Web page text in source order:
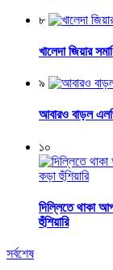
৮
খালেদা জিয়ার
৯
আবারও বাড়ল
১০
দিল্লিতে থাকা
হুঁশিয়ারি
সর্বশেষ